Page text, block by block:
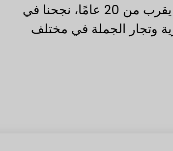
في الصناعة التي تمتد إلى ما يقرب من 20 عامًا، نجحنا في
وتجار الجملة في مختلف